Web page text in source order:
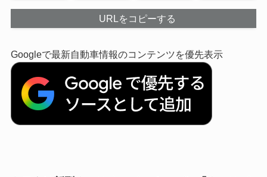
URLをコピーする
Googleで最新自動車情報のコンテンツを優先表示